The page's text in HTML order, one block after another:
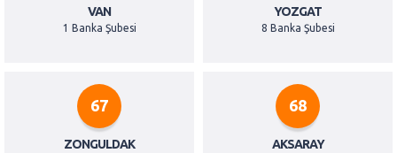
VAN
1 Banka Şubesi
YOZGAT
8 Banka Şubesi
67
ZONGULDAK
68
AKSARAY